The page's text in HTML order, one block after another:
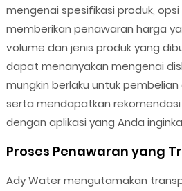
mengenai spesifikasi produk,
memberikan penawaran harga
volume dan jenis produk yang
dapat menanyakan mengenai
mungkin berlaku untuk
serta mendapatkan
dengan aplikasi yang Anda
Proses Penawaran yang
Ady Water mengutamakan